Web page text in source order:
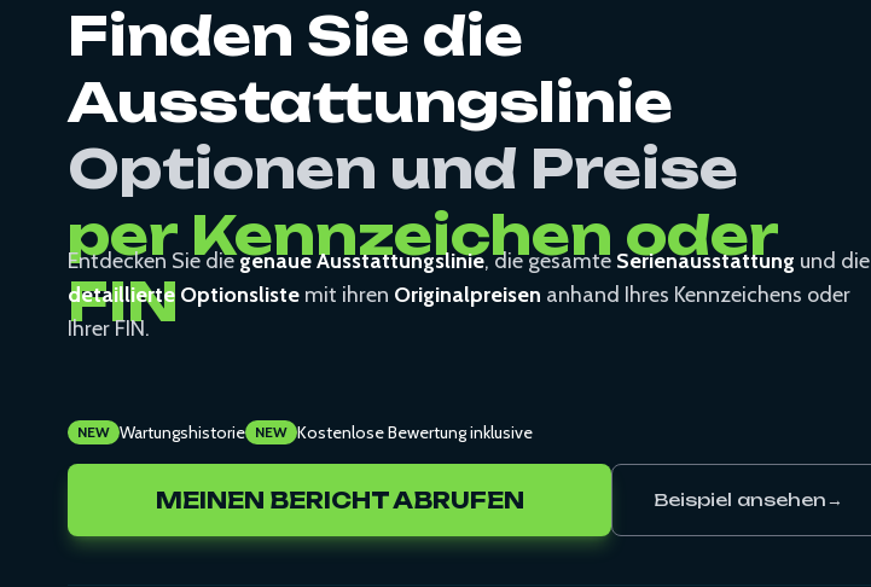
Finden Sie die
Ausstattungslinie
Optionen und Preise
per Kennzeichen oder
FIN
Entdecken Sie diegenaue Ausstattungslinie, die gesamte Serienausstattung und die
detaillierte Optionsliste mit ihren Originalpreisen anhand Ihres Kennzeichens oder
Ihrer FIN.
NEW Wartungshistorie NEW Kostenlose Bewertung inklusive
MEINEN BERICHT ABRUFEN Beispiel ansehen→